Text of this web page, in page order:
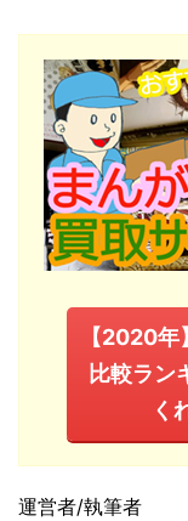
【2020
比較ラン
く
運営者/執筆者